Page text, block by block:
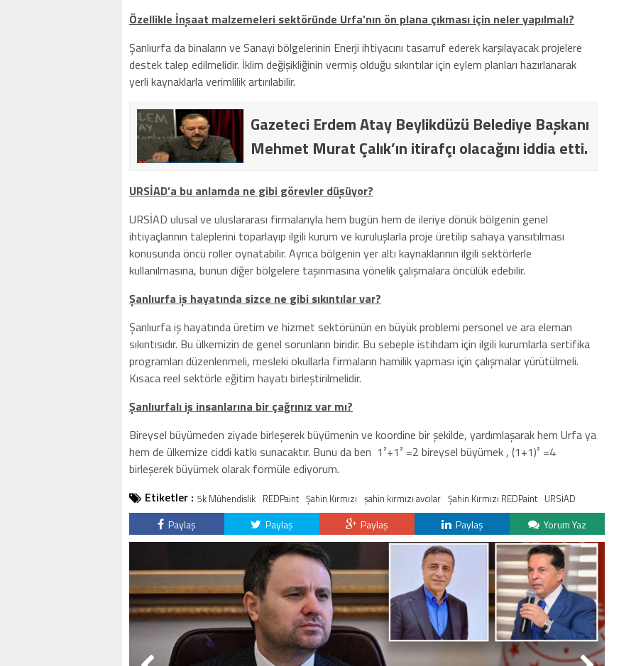
Özellikle İnşaat malzemeleri sektöründe Urfa’nın ön plana çıkması için neler yapılmalı?
Şanlıurfa da binaların ve Sanayi bölgelerinin Enerji ihtiyacını tasarruf ederek karşılayacak projelere
destek talep edilmelidir. İklim değişikliğinin vermiş olduğu sıkıntılar için eylem planları hazırlanarak
yerli kaynaklarla verimlilik artırılabilir.
Gazeteci Erdem Atay Beylikdüzü Belediye Başkanı
Mehmet Murat Çalık’ın itirafçı olacağını iddia etti.
URSİAD’a bu anlamda ne gibi görevler düşüyor?
URSİAD ulusal ve uluslararası firmalarıyla hem bugün hem de ileriye dönük bölgenin genel
ihtiyaçlarının taleplerini toparlayıp ilgili kurum ve kuruluşlarla proje üretilip sahaya yansıtılması
konusunda öncü roller oynatabilir. Ayrıca bölgenin yer altı kaynaklarının ilgili sektörlerle
kullanılmasına, bunun diğer bölgelere taşınmasına yönelik çalışmalara öncülük edebilir.
Şanlıurfa iş hayatında sizce ne gibi sıkıntılar var?
Şanlıurfa iş hayatında üretim ve hizmet sektörünün en büyük problemi personel ve ara eleman
sıkıntısıdır. Bu ülkemizin de genel sorunların biridir. Bu sebeple istihdam için ilgili kurumlarla sertifika
programları düzenlenmeli, mesleki okullarla firmaların hamilik yapması için çalışmalar yürütülmeli.
Kısaca reel sektörle eğitim hayatı birleştirilmelidir.
Şanlıurfalı iş insanlarına bir çağrınız var mı?
Bireysel büyümeden ziyade birleşerek büyümenin ve koordine bir şekilde, yardımlaşarak hem Urfa ya
hem de ülkemize ciddi katkı sunacaktır. Bunu da ben 1²+1² =2 bireysel büyümek , (1+1)² =4
birleşerek büyümek olarak formüle ediyorum.
Etiketler : 5k Mühendislik REDPaint Şahin Kırmızı şahin kırmızı avcılar Şahin Kırmızı REDPaint URSİAD
Paylaş Paylaş Paylaş Paylaş Yorum Yaz